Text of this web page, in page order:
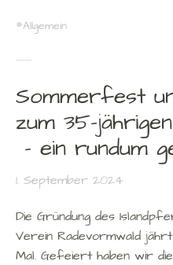
Allgemein
Sommerfest
zum 35-
– ein rundum
1. September 2024
Die Gründung des
Verein Radevormwald
Mal. Gefeiert haben wir